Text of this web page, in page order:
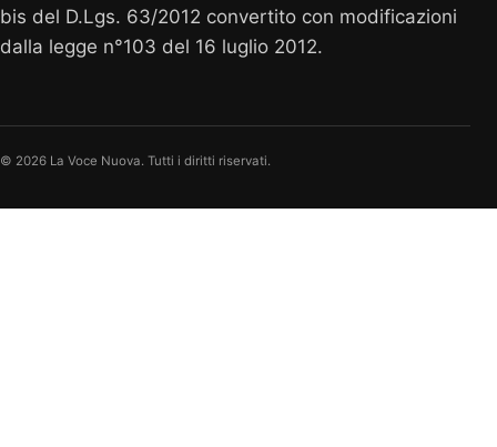
bis del D.Lgs. 63/2012 convertito con modificazioni
dalla legge n°103 del 16 luglio 2012.
© 2026 La Voce Nuova. Tutti i diritti riservati.